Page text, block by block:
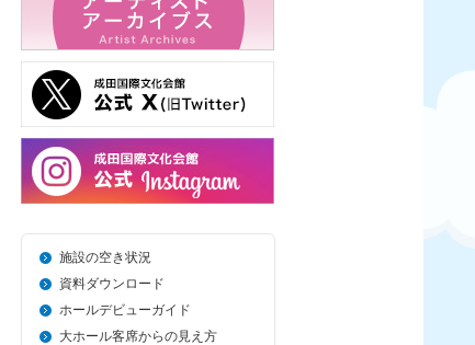
施設の空き状況
資料ダウンロード
ホールデビューガイド
大ホール客席からの見え方